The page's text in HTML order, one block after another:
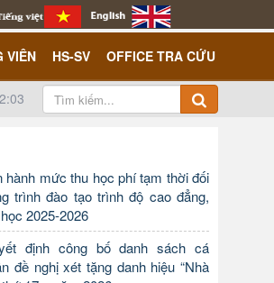
VIÊN HS-SV OFFICE TRA CỨU
hành mức thu học phí tạm thời đối
trình đào tạo trình độ cao đẳng,
2025-2026
định công bố danh sách cá
đề nghị xét tặng danh hiệu “Nhà